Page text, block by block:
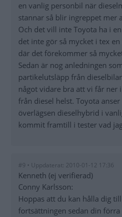
en vanlig personbil när
stannar så blir ingreppet mer
Och det vill inte Toyota ha i
det inte gör så mycket i tex
där det förekommer så
Sedan är nog anledningen
partikelutsläpp från
något vidare bra att vi får ner
från diesel helst. Toyota
överlägsen dieselhybrid i
kommit framtill i tester vad
#9 • Uppdaterat: 2010-01-12 17:36
Kenneth (ej verifierad)
Conny Karlsson:
Hoppas att du kan hålla dig
fortsättningen sedan din förra